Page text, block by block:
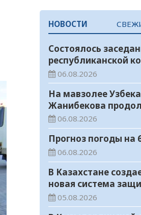
НОВОСТИ
Состоялось
республиканской
по присуждению
образовательных
06.08.2026
На мавзолее
Жанибекова
реставрационные
06.08.2026
Прогноз погоды на
06.08.2026
В Казахстане
новая система
средств ОСМС от
необоснованных
05.08.2026